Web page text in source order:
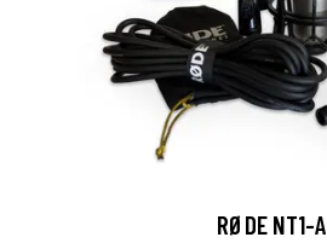
RØDE NT1-A